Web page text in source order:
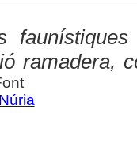
ramadera,